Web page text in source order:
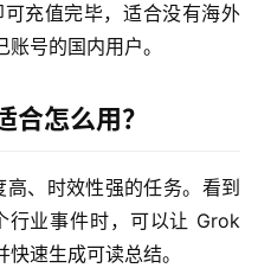
充值完毕，适合没有海外
号的国内用户。
怎么用？
、时效性强的任务。看到
行业事件时，可以让 Grok
速生成可读总结。